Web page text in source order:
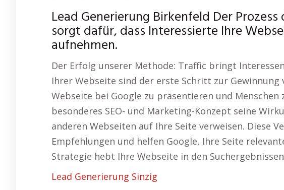
Lead Generierung Birkenfeld Der
sorgt dafür, dass Interessierte Ihre
aufnehmen.
Der Erfolg unserer Methode: Traffic bringt
Ihrer Webseite sind der erste Schritt zur Gewinnung
Webseite bei Google zu präsentieren und
besonderes SEO- und Marketing-Konzept seine
anderen Webseiten auf Ihre Seite verweisen. Diese
Empfehlungen und helfen Google, Ihre Seite
Strategie hebt Ihre Webseite in den
Lead Generierung Sinzig